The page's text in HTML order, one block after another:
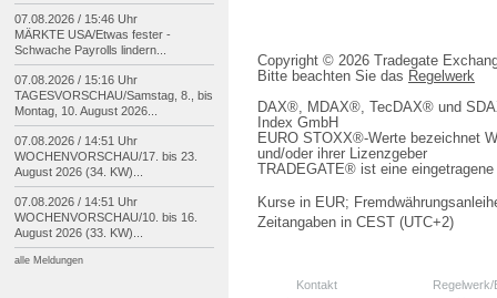
Copyright © 2026 Tradegate
Bitte beachten Sie das Regelwerk
DAX®, MDAX®, TecDAX® und
Index GmbH
EURO STOXX®-Werte bezeichnet
und/oder ihrer Lizenzgeber
TRADEGATE® ist eine
Kurse in EUR;
Zeitangaben in CEST (UTC+2)
Kontakt
07.08.2026 / 15:46 Uhr
MÄRKTE USA/Etwas fester -
Schwache Payrolls lindern...
07.08.2026 / 15:16 Uhr
TAGESVORSCHAU/Samstag, 8., bis
Montag, 10. August 2026...
07.08.2026 / 14:51 Uhr
WOCHENVORSCHAU/17. bis 23.
August 2026 (34. KW)...
07.08.2026 / 14:51 Uhr
WOCHENVORSCHAU/10. bis 16.
August 2026 (33. KW)...
alle Meldungen